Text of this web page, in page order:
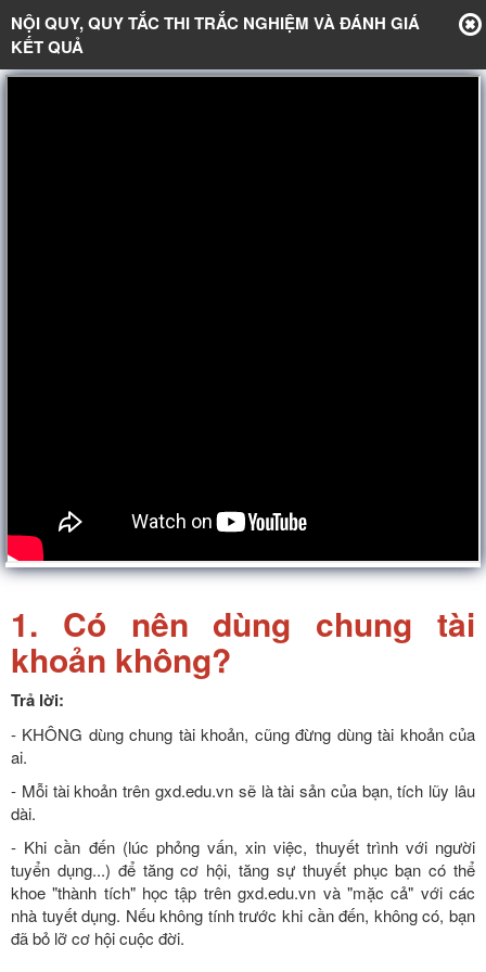
NỘI QUY, QUY TẮC THI TRẮC NGHIỆM VÀ ĐÁNH GIÁ
KẾT QUẢ
1. Có nên dùng chung tài
khoản không?
Trả lời:
- KHÔNG dùng chung tài khoản, cũng đừng dùng tài khoản của
ai.
- Mỗi tài khoản trên gxd.edu.vn sẽ là tài sản của bạn, tích lũy lâu
dài.
- Khi cần đến (lúc phỏng vấn, xin việc, thuyết trình với người
tuyển dụng...) để tăng cơ hội, tăng sự thuyết phục bạn có thể
khoe "thành tích" học tập trên gxd.edu.vn và "mặc cả" với các
nhà tuyết dụng. Nếu không tính trước khi cần đến, không có, bạn
đã bỏ lỡ cơ hội cuộc đời.